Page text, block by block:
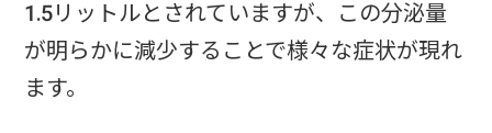
1.5リットルとされていますが、この分泌量
が明らかに減少することで様々な症状が現れ
ます。